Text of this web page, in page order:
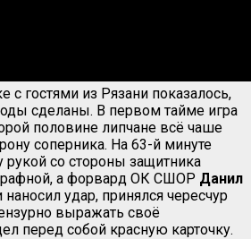
с гостями из Рязани показалось,
сделаны. В первом тайме игра
половине липчане всё чаше
соперника. На 63-й минуте
рукой со стороны защитника
а форвард ОК СШОР Данил
удар, принялся чересчур
выражать своё
перед собой красную карточку.